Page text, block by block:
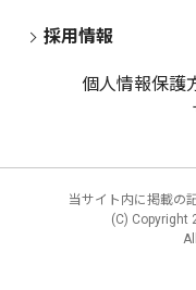
採用情報
個人情報保護
当サイト内に掲載の
(C) Copyright